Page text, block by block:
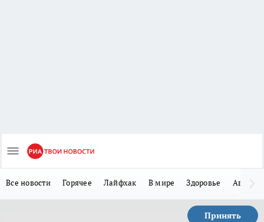
Все новости Горячее Лайфхак В мире Здоровье Авто
Принять